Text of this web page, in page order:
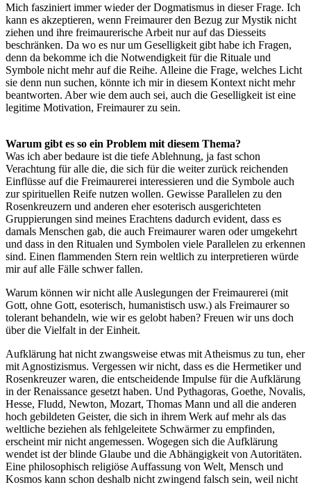
Mich fasziniert immer wieder der Dogmatismus in dieser Frage. Ich
kann es akzeptieren, wenn Freimaurer den Bezug zur Mystik nicht
ziehen und ihre freimaurerische Arbeit nur auf das Diesseits
beschränken. Da wo es nur um Geselligkeit gibt habe ich Fragen,
denn da bekomme ich die Notwendigkeit für die Rituale und
Symbole nicht mehr auf die Reihe. Alleine die Frage, welches Licht
sie denn nun suchen, könnte ich mir in diesem Kontext nicht mehr
beantworten. Aber wie dem auch sei, auch die Geselligkeit ist eine
legitime Motivation, Freimaurer zu sein.
Warum gibt es so ein Problem mit diesem Thema?
Was ich aber bedaure ist die tiefe Ablehnung, ja fast schon
Verachtung für alle die, die sich für die weiter zurück reichenden
Einflüsse auf die Freimaurerei interessieren und die Symbole auch
zur spirituellen Reife nutzen wollen. Gewisse Parallelen zu den
Rosenkreuzern und anderen eher esoterisch ausgerichteten
Gruppierungen sind meines Erachtens dadurch evident, dass es
damals Menschen gab, die auch Freimaurer waren oder umgekehrt
und dass in den Ritualen und Symbolen viele Parallelen zu erkennen
sind. Einen flammenden Stern rein weltlich zu interpretieren würde
mir auf alle Fälle schwer fallen.
Warum können wir nicht alle Auslegungen der Freimaurerei (mit
Gott, ohne Gott, esoterisch, humanistisch usw.) als Freimaurer so
tolerant behandeln, wie wir es gelobt haben? Freuen wir uns doch
über die Vielfalt in der Einheit.
Aufklärung hat nicht zwangsweise etwas mit Atheismus zu tun, eher
mit Agnostizismus. Vergessen wir nicht, dass es die Hermetiker und
Rosenkreuzer waren, die entscheidende Impulse für die Aufklärung
in der Renaissance gesetzt haben. Und Pythagoras, Goethe, Novalis,
Hesse, Fludd, Newton, Mozart, Thomas Mann und all die anderen
hoch gebildeten Geister, die sich in ihrem Werk auf mehr als das
weltliche beziehen als fehlgeleitete Schwärmer zu empfinden,
erscheint mir nicht angemessen. Wogegen sich die Aufklärung
wendet ist der blinde Glaube und die Abhängigkeit von Autoritäten.
Eine philosophisch religiöse Auffassung von Welt, Mensch und
Kosmos kann schon deshalb nicht zwingend falsch sein, weil nicht